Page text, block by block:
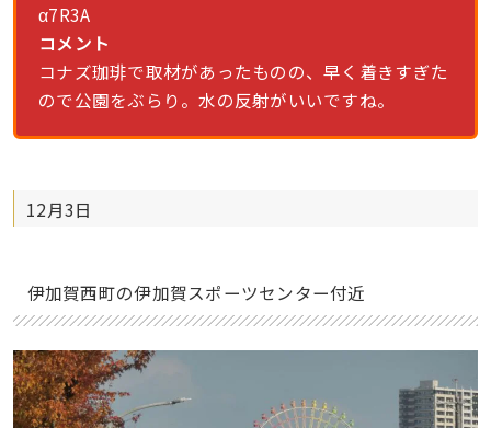
α7R3A
コメント
コナズ珈琲で取材があったものの、早く着きすぎた
ので公園をぶらり。水の反射がいいですね。
12月3日
伊加賀西町の伊加賀スポーツセンター付近